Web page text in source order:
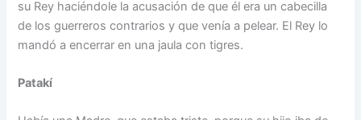
su Rey haciéndole la acusación de que él era un cabecilla
de los guerreros contrarios y que venía a pelear. El Rey lo
mandó a encerrar en una jaula con tigres.
Patakí